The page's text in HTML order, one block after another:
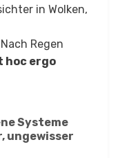
in Wolken,
Regen
hoc ergo
Systeme
ungewisser